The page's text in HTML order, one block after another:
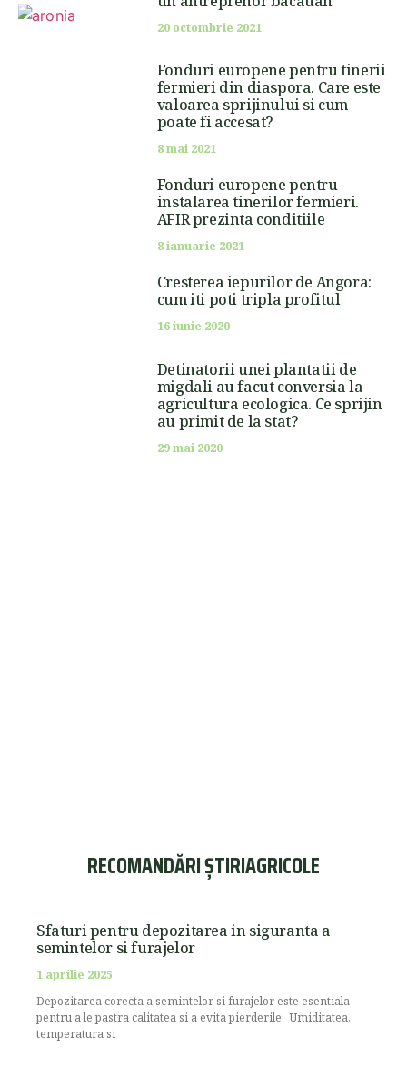
20 octombrie 2021
Fonduri europene pentru tinerii
fermieri din diaspora. Care este
valoarea sprijinului si cum
poate fi accesat?
8 mai 2021
Fonduri europene pentru
instalarea tinerilor fermieri.
AFIR prezinta conditiile
8 ianuarie 2021
Cresterea iepurilor de Angora:
cum iti poti tripla profitul
16 iunie 2020
Detinatorii unei plantatii de
migdali au facut conversia la
agricultura ecologica. Ce sprijin
au primit de la stat?
29 mai 2020
RECOMANDĂRI ȘTIRIAGRICOLE
Sfaturi pentru depozitarea in siguranta a
semintelor si furajelor
1 aprilie 2025
Depozitarea corecta a semintelor si furajelor este esentiala
pentru a le pastra calitatea si a evita pierderile. Umiditatea,
temperatura si